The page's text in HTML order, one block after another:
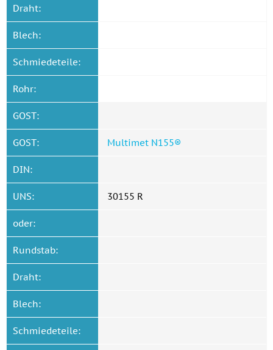
Draht:
Blech:
Schmiedeteile:
Rohr:
GOST:
GOST: Multimet N155®
DIN:
UNS: 30155 R
oder:
Rundstab:
Draht:
Blech:
Schmiedeteile: